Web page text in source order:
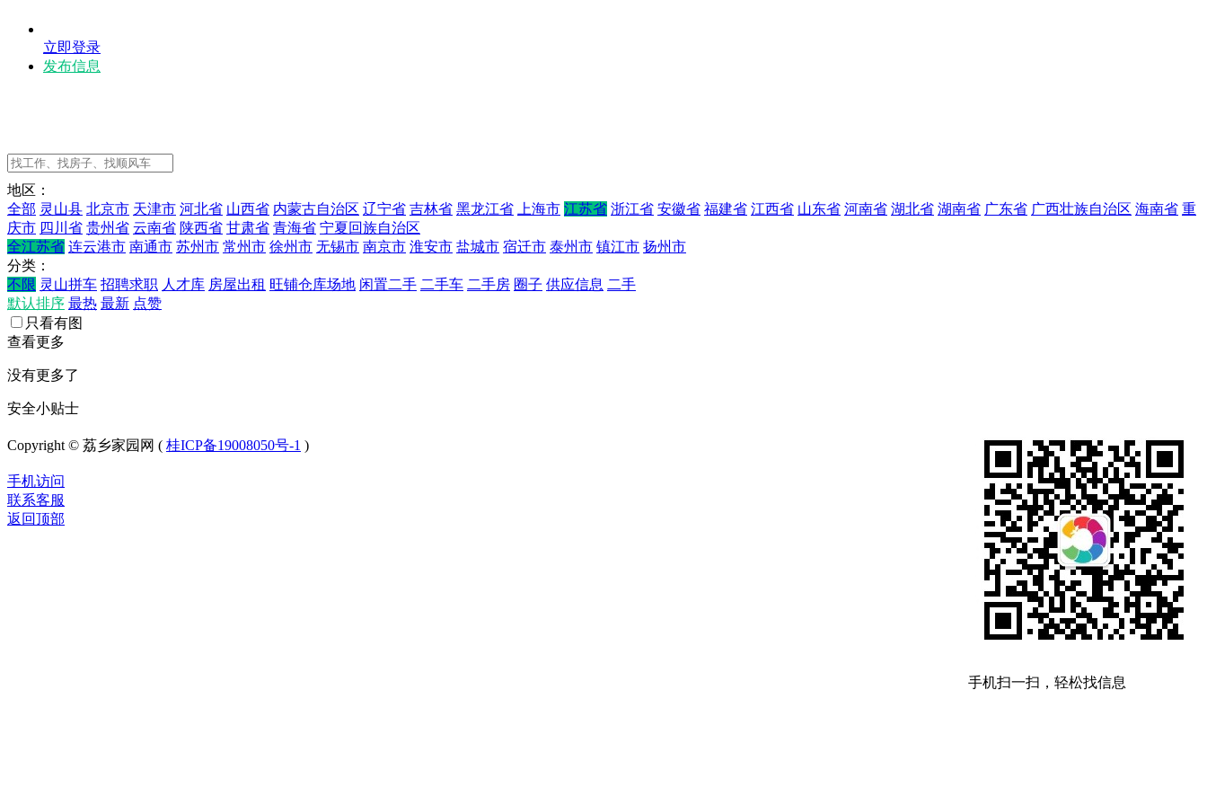
立即登录
发布信息
地区：
全部 灵山县 北京市 天津市 河北省 山西省 内蒙古自治区 辽宁省 吉林省 黑龙江省 上海市 江苏省 浙江省 安徽省 福建省 江西省 山东省 河南省 湖北省 湖南省 广东省 广西壮族自治区 海南省 重
庆市 四川省 贵州省 云南省 陕西省 甘肃省 青海省 宁夏回族自治区
全江苏省 连云港市 南通市 苏州市 常州市 徐州市 无锡市 南京市 淮安市 盐城市 宿迁市 泰州市 镇江市 扬州市
分类：
不限 灵山拼车 招聘求职 人才库 房屋出租 旺铺仓库场地 闲置二手 二手车 二手房 圈子 供应信息 二手
默认排序 最热 最新 点赞
只看有图
查看更多
没有更多了
安全小贴士
手机扫一扫，轻松找信息
Copyright © 荔乡家园网 ( 桂ICP备19008050号-1 )
手机访问
联系客服
返回顶部